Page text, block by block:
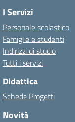
I Servizi
Personale scolastico
Famiglie e studenti
Indirizzi di studio
Tutti i servizi
Didattica
Schede Progetti
Novità